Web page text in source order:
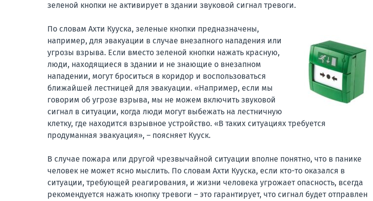
зеленой кнопки не активирует в здании звуковой сигнал тревоги.
По словам Ахти Кууска, зеленые кнопки предназначены,
например, для эвакуации в случае внезапного нападения или
угрозы взрыва. Если вместо зеленой кнопки нажать красную,
люди, находящиеся в здании и не знающие о внезапном
нападении, могут броситься в коридор и воспользоваться
ближайшей лестницей для эвакуации. «Например, если мы
говорим об угрозе взрыва, мы не можем включить звуковой
сигнал в ситуации, когда люди могут выбежать на лестничную
клетку, где находится взрывное устройство. «В таких ситуациях требуется
продуманная эвакуация», – поясняет Кууск.
В случае пожара или другой чрезвычайной ситуации вполне понятно, что в панике
человек не может ясно мыслить. По словам Ахти Кууска, если кто-то оказался в
ситуации, требующей реагирования, и жизни человека угрожает опасность, всегда
рекомендуется нажать кнопку тревоги – это гарантирует, что сигнал будет отправлен